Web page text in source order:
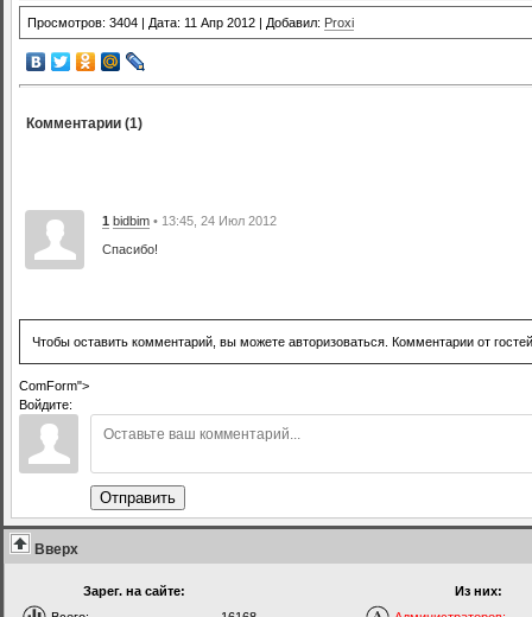
Просмотров: 3404 | Дата: 11 Апр 2012 | Добавил: Proxi
Комментарии (1)
1 bidbim • 13:45, 24 Июл 2012
Спасибо!
Чтобы оставить комментарий, вы можете авторизоваться. Комментарии от
ComForm">
Войдите:
Отправить
Вверх
Зарег. на сайте:
Из них: